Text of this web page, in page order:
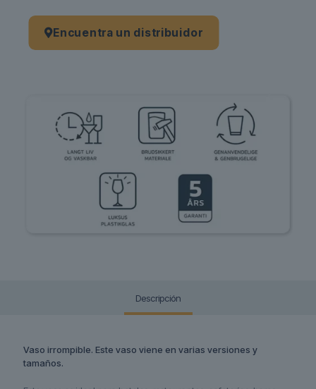
Encuentra un distribuidor
Descripción
Vaso irrompible. Este vaso viene en varias versiones y
tamaños.